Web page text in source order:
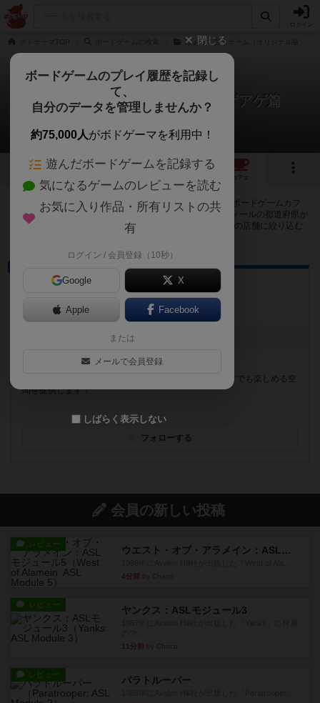
はぁって言うゲーム（オリジナル版）
はぁって言うゲームmini2 アゲアゲ篇
1店のカフェ/スペースが提供中
1
カフェ
はぁって言うゲームmini2 アゲアゲ篇で遊ぶことができるボードゲームカフ
ェ・プレイスペースが1店登録されています。公開プロフィールの都道府県が
設定されたアカウントでログインすると、同じ都道府県内の店舗に絞り込む
BE MERRY（ビーメリー）
埼玉県熊谷市桜木町1-148 コーエービル2F
お知らせはありません
遊べるボードゲーム
543個
自家焙煎のコーヒーと丁寧な接客でお子様や初心者の方でも楽しめる空
間を提供します！
フォローする
会員の新しい投稿
レビュー
ウエスト・オブ・アラメイン：ASLモジュール5
4分前
レビュー ヤンクス：ASLモジュール3
11分前
レビュー パラトルーパー
閉じる
ボードゲームのプレイ履歴を記録し
て、
自分のデータを管理しませんか？
約75,000人がボドゲーマを利用中！
遊んだボードゲームを記録する
気になるゲームのレビューを読む
お気に入り作品・所有リストの共
有
ログイン / 会員登録（10秒）
Google X
Apple Facebook
または
メールで会員登録
しばらく表示しない